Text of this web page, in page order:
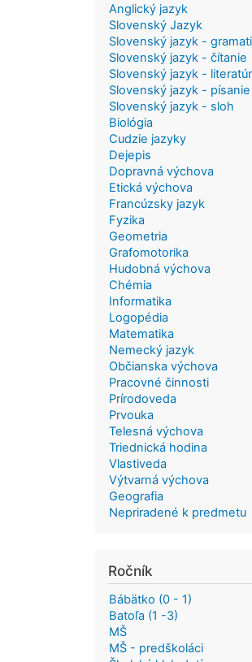
Anglický jazyk
Slovenský Jazyk
Slovenský jazyk -
Slovenský jazyk - čítanie
Slovenský jazyk -
Slovenský jazyk - písanie
Slovenský jazyk - sloh
Biológia
Cudzie jazyky
Dejepis
Dopravná výchova
Etická výchova
Francúzsky jazyk
Fyzika
Geometria
Grafomotorika
Hudobná výchova
Chémia
Informatika
Logopédia
Matematika
Nemecký jazyk
Občianska výchova
Pracovné činnosti
Prírodoveda
Prvouka
Telesná výchova
Triednická hodina
Vlastiveda
Výtvarná výchova
Geografia
Nepriradené k predmetu
Ročník
Bábätko (0 - 1)
Batoľa (1 -3)
MŠ
MŠ - predškoláci